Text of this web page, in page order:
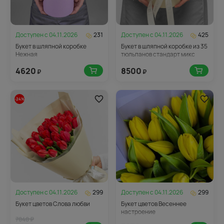
Доступен с 04.11.2026
231
Букет в шляпной коробке
Нежная
4620 ₽
Доступен с 04.11.2026
425
Букет в шляпной коробке из 35
тюльпанов стандарт микс
8500 ₽
-24%
Доступен с 04.11.2026
299
Букет цветов Слова любви
Доступен с 04.11.2026
299
Букет цветов Весеннее
настроение